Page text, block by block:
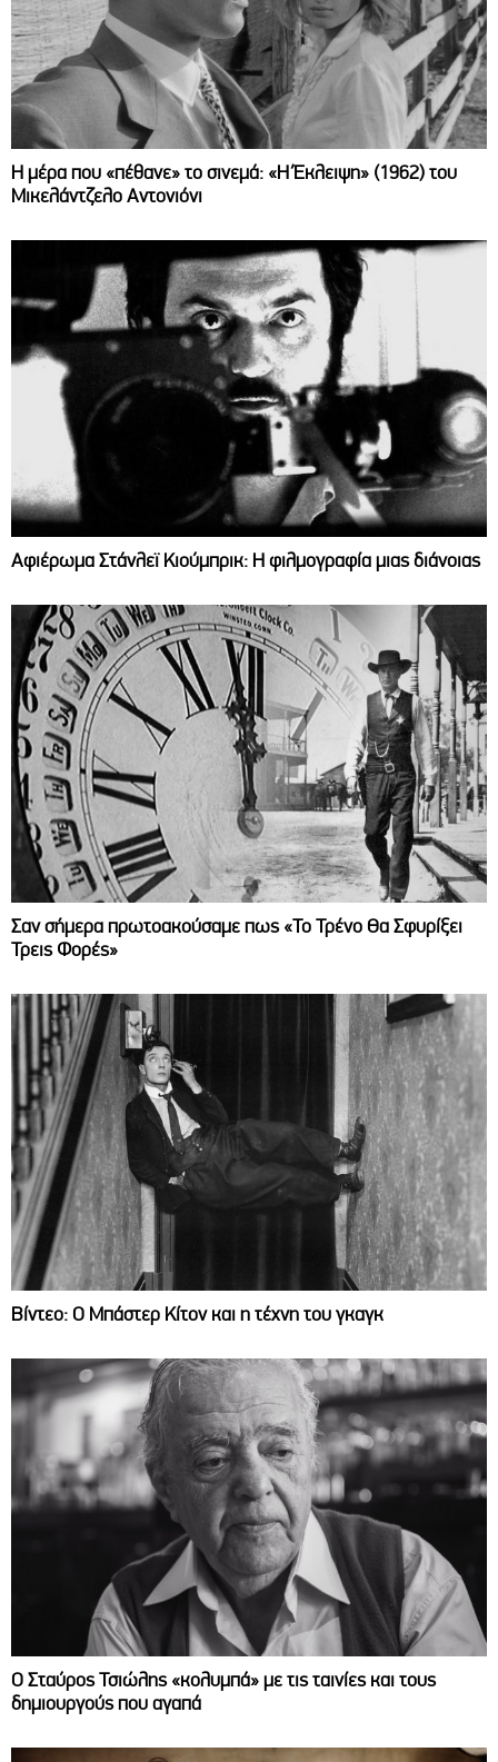
Η μέρα που «πέθανε» το σινεμά: «Η Έκλειψη» (1962) του
Μικελάντζελο Αντονιόνι
Αφιέρωμα Στάνλεϊ Κιούμπρικ: Η φιλμογραφία μιας διάνοιας
Σαν σήμερα πρωτοακούσαμε πως «Το Τρένο Θα Σφυρίξει
Τρεις Φορές»
Βίντεο: Ο Μπάστερ Κίτον και η τέχνη του γκαγκ
Ο Σταύρος Τσιώλης «κολυμπά» με τις ταινίες και τους
δημιουργούς που αγαπά